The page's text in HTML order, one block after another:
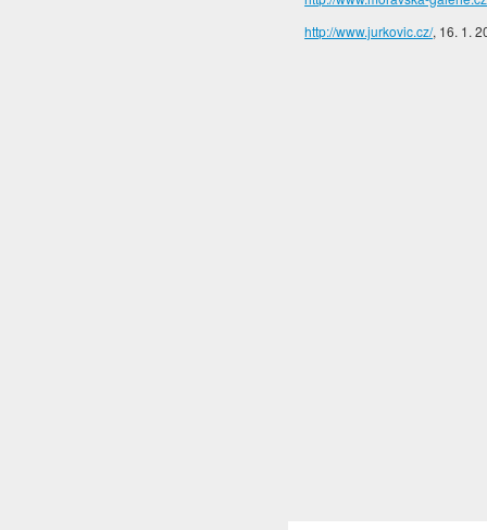
http://www.jurkovic.cz/, 16. 1.